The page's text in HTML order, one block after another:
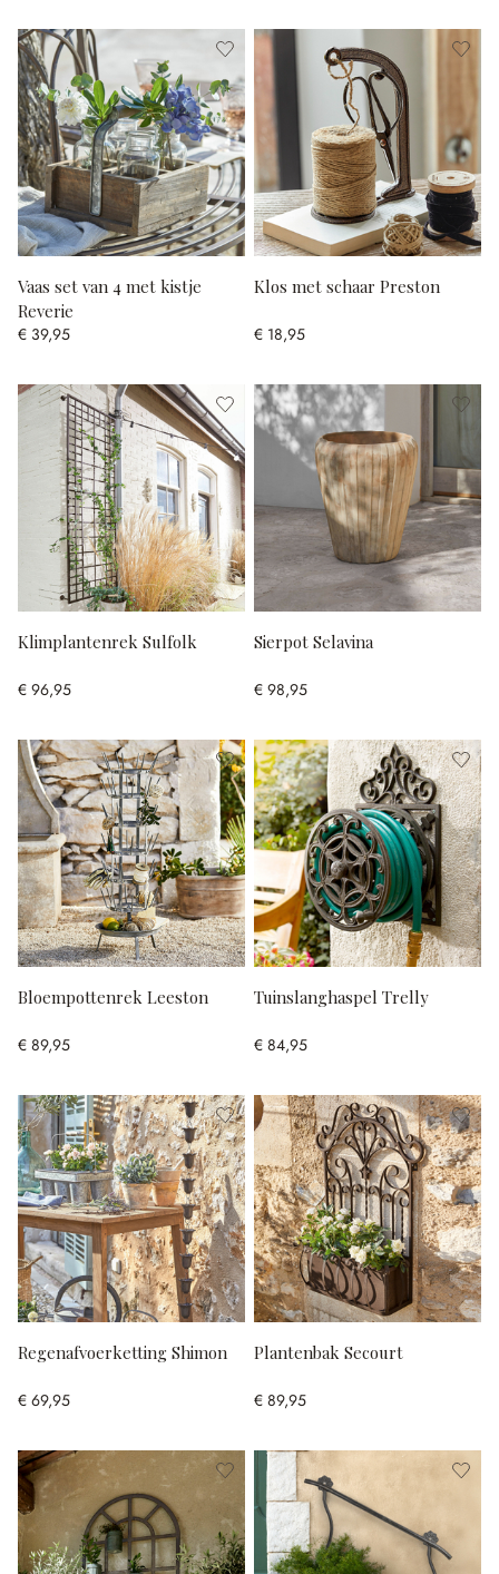
Vaas set van 4 met kistje
Reverie
€ 39,95
Klos met schaar Preston
€ 18,95
Klimplantenrek Sulfolk
€ 96,95
Sierpot Selavina
€ 98,95
Bloempottenrek Leeston
€ 89,95
Tuinslanghaspel Trelly
€ 84,95
Regenafvoerketting Shimon
€ 69,95
Plantenbak Secourt
€ 89,95